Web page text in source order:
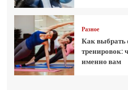
Разное
Как выбрать
тренировок:
именно вам